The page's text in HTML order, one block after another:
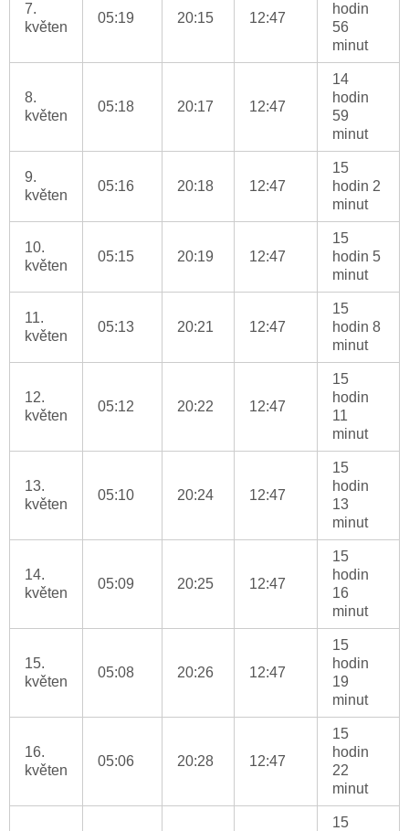
7.
květen
05:19 20:15 12:47
hodin
56
minut
8.
květen
05:18 20:17 12:47
14
hodin
59
minut
9.
květen
05:16 20:18 12:47
15
hodin 2
minut
10.
květen
05:15 20:19 12:47
15
hodin 5
minut
11.
květen
05:13 20:21 12:47
15
hodin 8
minut
12.
květen
05:12 20:22 12:47
15
hodin
11
minut
13.
květen
05:10 20:24 12:47
15
hodin
13
minut
14.
květen
05:09 20:25 12:47
15
hodin
16
minut
15.
květen
05:08 20:26 12:47
15
hodin
19
minut
16.
květen
05:06 20:28 12:47
15
hodin
22
minut
15